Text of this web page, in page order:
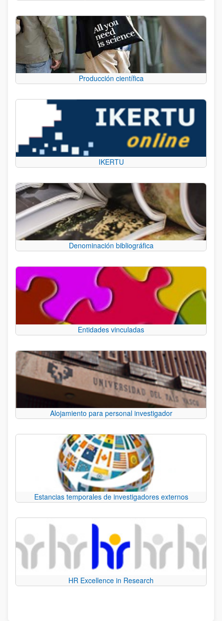
Producción científica
IKERTU
Denominación bibliográfica
Entidades vinculadas
Alojamiento para personal investigador
Estancias temporales de investigadores externos
HR Excellence in Research